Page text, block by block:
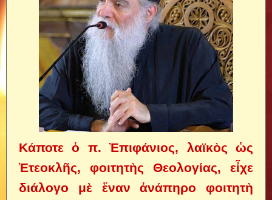
Kάποτε ὁ π. Ἐπιφάνιος, λαϊκὸς ὡς
Ἑτεοκλῆς, φοιτητὴς Θεολογίας, εἶχε
διάλογο μὲ ἕναν ἀνάπηρο φοιτητὴ